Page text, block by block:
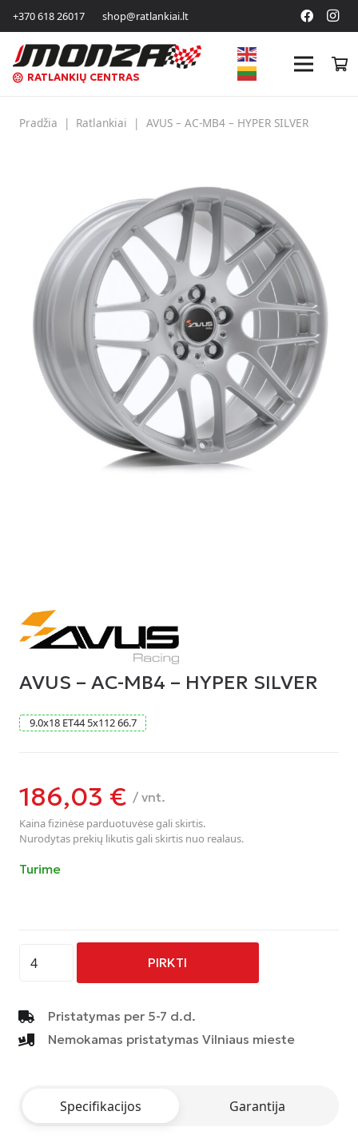
+370 618 26017 shop@ratlankiai.lt
RATLANKIŲ CENTRAS
Pradžia | Ratlankiai | AVUS – AC-MB4 – HYPER SILVER
AVUS – AC-MB4 – HYPER SILVER
9.0x18 ET44 5x11266.7
186,03 € / vnt.
Kaina fizinėse parduotuvėse gali skirtis.
Nurodytas prekių likutis gali skirtis nuo realaus.
Turime
kiekis:
-
AC-
MB4
PIRKTI
Pristatymas per 5-7 d.d.
Nemokamas pristatymas Vilniaus mieste
Specifikacijos Garantija